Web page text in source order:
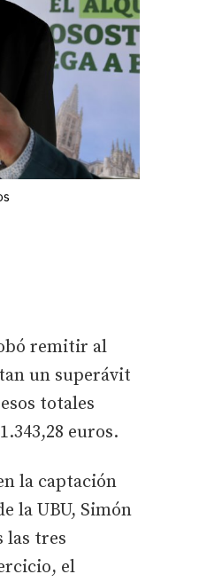
remitir al
un superávit
totales
euros.
la captación
la UBU, Simón
las tres
el